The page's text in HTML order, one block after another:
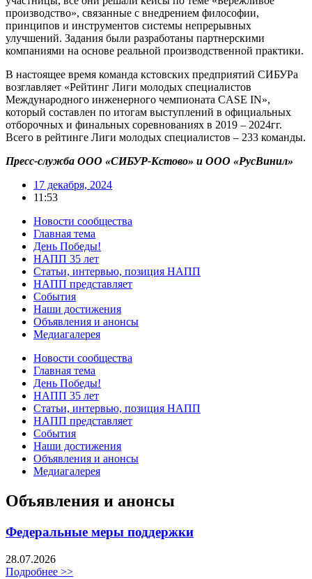
производство», связанные с внедрением философии,
принципов и инструментов системы непрерывных
улучшений. Задания были разработаны партнерскими
компаниями на основе реальной производственной практики.
В настоящее время команда кстовских предприятий СИБУРа
возглавляет «Рейтинг Лиги молодых специалистов
Международного инженерного чемпионата CASE IN»,
который составлен по итогам выступлений в официальных
отборочных и финальных соревнованиях в 2019 – 2024гг.
Всего в рейтинге Лиги молодых специалистов – 233 команды.
Пресс-служба ООО «СИБУР-Кстово» и ООО «РусВинил»
17 декабря, 2024
11:53
Новости сообщества
Главная тема
День Победы!
НАПП 35 лет
Статьи, интервью, позиция НАПП
НАПП представляет
События
Наши достижения
Объявления и анонсы
Медиагалерея
Новости сообщества
Главная тема
День Победы!
НАПП 35 лет
Статьи, интервью, позиция НАПП
НАПП представляет
События
Наши достижения
Объявления и анонсы
Медиагалерея
Объявления и анонсы
Федеральные меры поддержки
28.07.2026
Подробнее >>